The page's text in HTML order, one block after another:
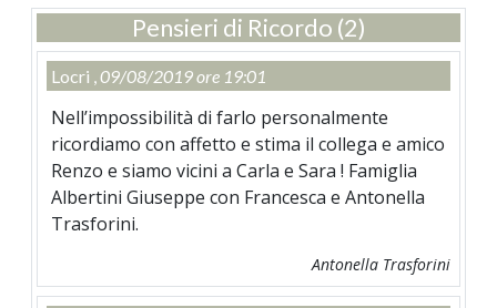
Pensieri di Ricordo (2)
Locri , 09/08/2019 ore 19:01
Nell’impossibilità di farlo personalmente
ricordiamo con affetto e stima il collega e amico
Renzo e siamo vicini a Carla e Sara ! Famiglia
Albertini Giuseppe con Francesca e Antonella
Trasforini.
Antonella Trasforini